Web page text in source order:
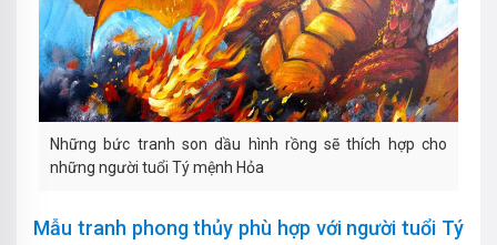
Những bức tranh son dầu hình rồng sẽ thích hợp cho
những người tuổi Tý mệnh Hỏa
Mẫu tranh phong thủy phù hợp với người tuổi Tý